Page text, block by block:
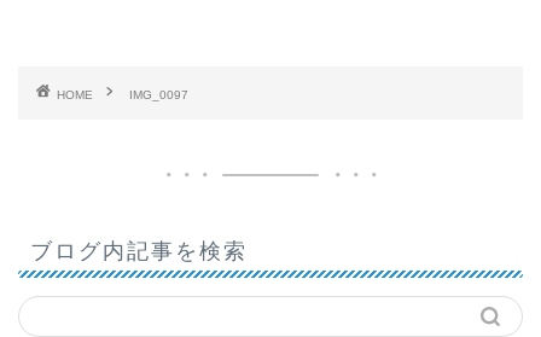
HOME IMG_0097
ブログ内記事を検索